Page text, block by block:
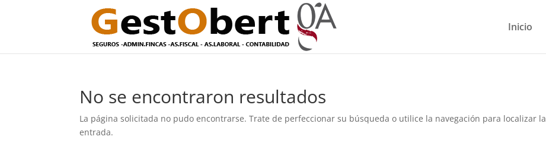
Inicio
No se encontraron resultados
La página solicitada no pudo encontrarse. Trate de perfeccionar su búsqueda o utilice la navegación para localizar la
entrada.